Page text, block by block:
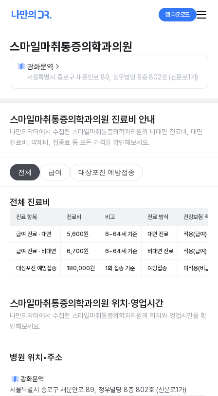
앱 다운로드
스마일마취통증의학과의원
광화문역
서울특별시 종로구 새문안로 89, 정우빌딩 8층 802호 (신문로1가)
스마일마취통증의학과의원 진료비 안내
나만의닥터에서 수집한 스마일마취통증의학과의원의 비대면 진료비, 대면
진료비, 약제비, 접종료 등 모든 가격을 확인해보세요.
전체 급여 대상포진 예방접종
전체 진료비
진료 항목 진료비 비고 진료 방식 건강보험 적용
급여 진료 · 대면 5,600원 6~64세 기준 대면 진료 적용(급여)
급여 진료 · 비대면 6,700원 6~64세 기준 비대면 진료 적용(급여)
대상포진 예방접종 180,000원 1회 접종 기준 예방접종 미적용(비급여)
스마일마취통증의학과의원 위치·영업시간
나만의닥터에서 수집한 스마일마취통증의학과의원의 위치와 영업시간을 확
인해보세요.
병원 위치•주소
광화문역
서울특별시 종로구 새문안로 89, 정우빌딩 8층 802호 (신문로1가)